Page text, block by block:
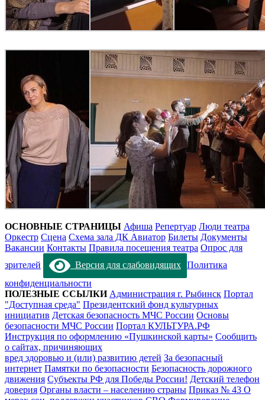
ОСНОВНЫЕ СТРАНИЦЫ Афиша Репертуар Люди театра
Оркестр Сцена Схема зала ДК Авиатор Билеты Документы
Вакансии Контакты Правила посещения театра Опрос для
зрителей
Версия для слабовидящих Политика
конфиденциальности
ПОЛЕЗНЫЕ ССЫЛКИ Администрация г. Рыбинск Портал
"Доступная среда" Президентский фонд культурных
инициатив Детская безопасность МЧС России Основы
безопасности МЧС России Портал КУЛЬТУРА.РФ
Инструкция по оформлению «Пушкинской карты» Сообщить
о сайтах, причиняющих
вред здоровью и (или) развитию детей За безопасный
интернет Памятки по безопасности Безопасность дорожного
движения Субъекты РФ для Победы России! Детский телефон
доверия Органы власти – населению страны Приказ № 43 О